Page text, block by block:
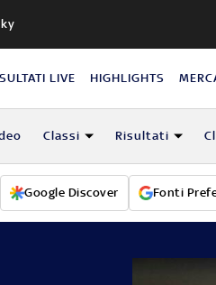
LIVE HIGHLIGHTS
Classi Risultati
Google Discover Fonti